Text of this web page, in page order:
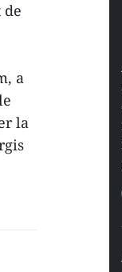
de
a
la